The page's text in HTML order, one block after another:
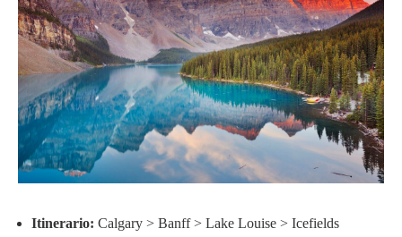
Itinerario: Calgary > Banff > Lake Louise > Icefields